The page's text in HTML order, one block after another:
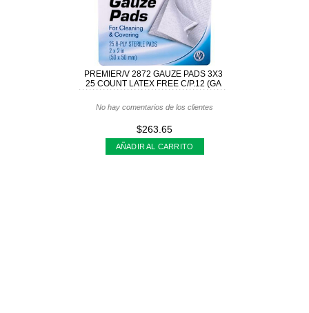
PREMIER/V 2872 GAUZE PADS 3X3
25 COUNT LATEX FREE C/P.12 (GA
No hay comentarios de los clientes
$263.65
AÑADIR AL CARRITO